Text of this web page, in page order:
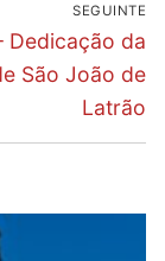
SEGUINTE
Dedicação da
São João de
Latrão